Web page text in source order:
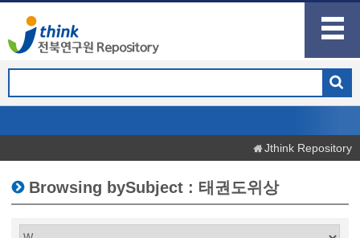
Jthink Repository
Browsing bySubject : 태권도위상